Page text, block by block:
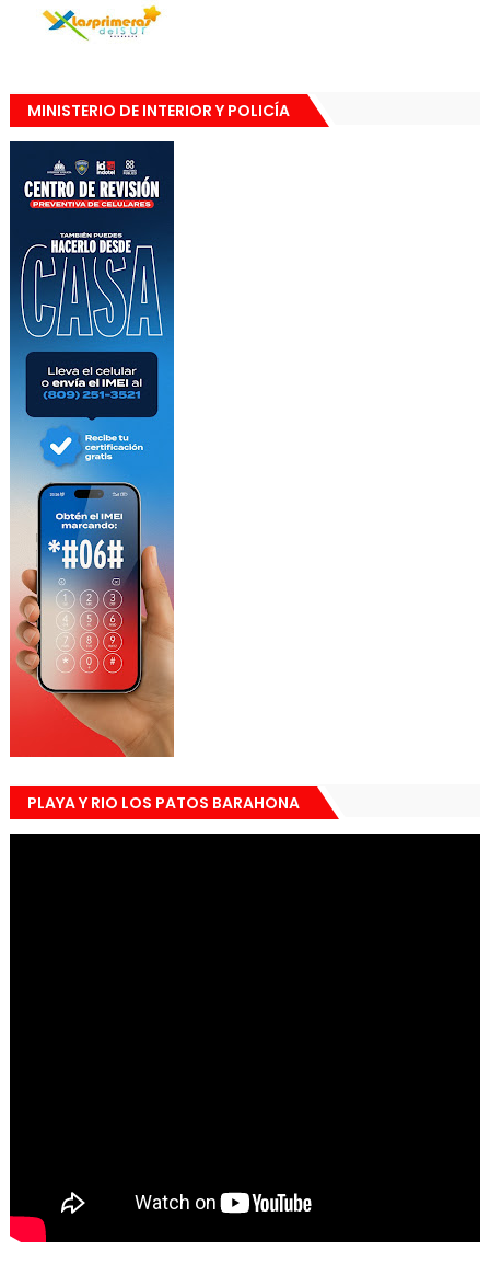
MINISTERIO DE INTERIOR Y POLICÍA
PLAYA Y RIO LOS PATOS BARAHONA